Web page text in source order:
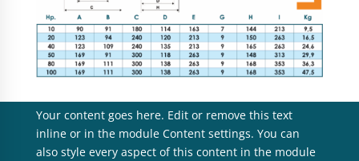
Your content goes here. Edit or remove this text
inline or in the module Content settings. You can
also style every aspect of this content in the module